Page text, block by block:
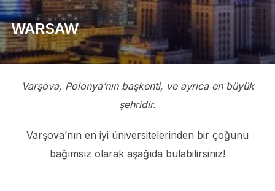
WARSAW
Varşova, Polonya’nın başkenti, ve ayrıca en büyük
şehridir.
Varşova’nın en iyi üniversitelerinden bir çoğunu
bağımsız olarak aşağıda bulabilirsiniz!